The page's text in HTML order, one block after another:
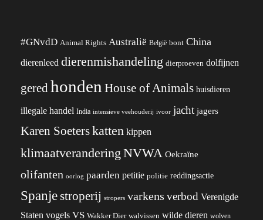
#GNvdD Animal Rights Australië België bont China
dierenleed dierenmishandeling dierproeven dolfijnen
gered honden House of Animals huisdieren
illegale handel India intensieve veehouderij ivoor jacht jagers
Karen Soeterskatten kippen
klimaatverandering NVWA Oekraïne
olifanten oorlog paarden petitie politie reddingsactie
Spanjestroperij stropers varkens verbod Verenigde
Staten vogels VS Wakker Dier walvissen wilde dieren wolven